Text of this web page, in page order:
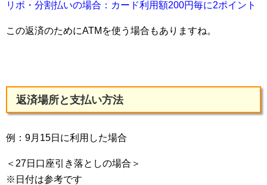
リボ・分割払いの場合：カード利用額200円毎に2ポイント
この返済のためにATMを使う場合もありますね。
返済場所と支払い方法
例：9月15日に利用した場合
＜27日口座引き落としの場合＞
※日付は参考です